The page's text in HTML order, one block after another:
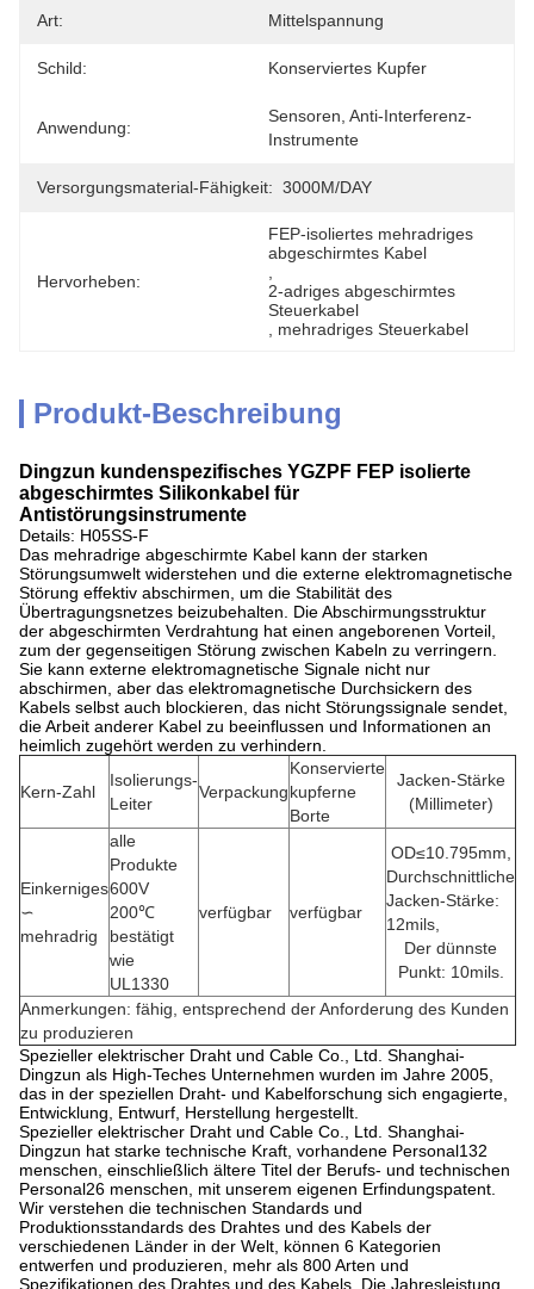
Art: Mittelspannung
Schild: Konserviertes Kupfer
Anwendung:
Sensoren, Anti-Interferenz-
Instrumente
Versorgungsmaterial-Fähigkeit: 3000M/DAY
Hervorheben:
FEP-isoliertes mehradriges
abgeschirmtes Kabel
2-adriges abgeschirmtes
Steuerkabel
mehradriges Steuerkabel
Produkt-Beschreibung
Dingzun kundenspezifisches YGZPF FEP isolierte
abgeschirmtes Silikonkabel für
Antistörungsinstrumente
Details: H05SS-F
Das mehradrige abgeschirmte Kabel kann der starken
Störungsumwelt widerstehen und die externe elektromagnetische
Störung effektiv abschirmen, um die Stabilität des
Übertragungsnetzes beizubehalten. Die Abschirmungsstruktur
der abgeschirmten Verdrahtung hat einen angeborenen Vorteil,
zum der gegenseitigen Störung zwischen Kabeln zu verringern.
Sie kann externe elektromagnetische Signale nicht nur
abschirmen, aber das elektromagnetische Durchsickern des
Kabels selbst auch blockieren, das nicht Störungssignale sendet,
die Arbeit anderer Kabel zu beeinflussen und Informationen an
heimlich zugehört werden zu verhindern.
Kern-Zahl
Isolierungs-
Leiter
Verpackung
Konservierte
kupferne
Borte
Jacken-Stärke
(Millimeter)
Einkerniges
∽
mehradrig
alle
Produkte
600V
200℃
bestätigt
wie
UL1330
verfügbar verfügbar
OD≤10.795mm,
Durchschnittliche
Jacken-Stärke:
12mils,
Der dünnste
Punkt: 10mils.
Anmerkungen: fähig, entsprechend der Anforderung des Kunden
zu produzieren
Spezieller elektrischer Draht und Cable Co., Ltd. Shanghai-
Dingzun als High-Teches Unternehmen wurden im Jahre 2005,
das in der speziellen Draht- und Kabelforschung sich engagierte,
Entwicklung, Entwurf, Herstellung hergestellt.
Spezieller elektrischer Draht und Cable Co., Ltd. Shanghai-
Dingzun hat starke technische Kraft, vorhandene Personal132
menschen, einschließlich ältere Titel der Berufs- und technischen
Personal26 menschen, mit unserem eigenen Erfindungspatent.
Wir verstehen die technischen Standards und
Produktionsstandards des Drahtes und des Kabels der
verschiedenen Länder in der Welt, können 6 Kategorien
entwerfen und produzieren, mehr als 800 Arten und
Spezifikationen des Drahtes und des Kabels. Die Jahresleistung